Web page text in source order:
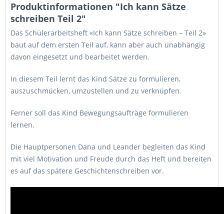
Produktinformationen "Ich kann Sätze
schreiben Teil 2"
Das Schülerarbeitsheft «Ich kann Sätze schreiben – Teil 2»
baut auf dem ersten Teil auf, kann aber auch unabhängig
davon eingesetzt und bearbeitet werden.
In diesem Teil lernt das Kind Sätze zu formulieren,
auszuschmücken, umzustellen und zu verknüpfen.
Ferner soll das Kind Bewegungsaufträge formulieren
lernen.
Die Hauptpersonen Dana und Leander begleiten das Kind
mit viel Motivation und Freude durch das Heft und bereiten
es auf das spätere Geschichtenschreiben vor.